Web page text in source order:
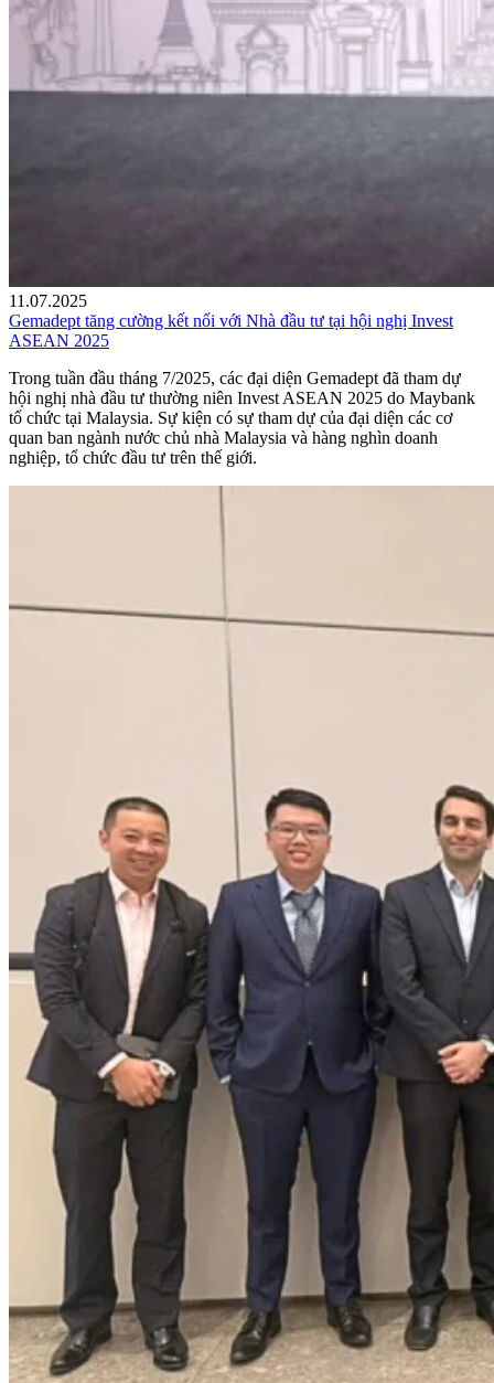
11.07.2025
Gemadept tăng cường kết nối với Nhà đầu tư tại hội nghị Invest
ASEAN 2025
Trong tuần đầu tháng 7/2025, các đại diện Gemadept đã tham dự
hội nghị nhà đầu tư thường niên Invest ASEAN 2025 do Maybank
tổ chức tại Malaysia. Sự kiện có sự tham dự của đại diện các cơ
quan ban ngành nước chủ nhà Malaysia và hàng nghìn doanh
nghiệp, tổ chức đầu tư trên thế giới.